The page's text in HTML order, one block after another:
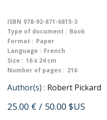
ISBN 978-92-871-6815-3
Type of document : Book
Format : Paper
Language : French
Size : 16 x 24 cm
Number of pages : 216
Author(s) : Robert Pickard
25.00 € / 50.00 $US